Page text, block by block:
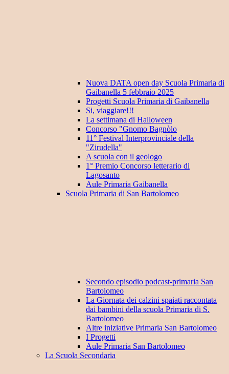
Nuova DATA open day Scuola Primaria di
Gaibanella 5 febbraio 2025
Progetti Scuola Primaria di Gaibanella
Si, viaggiare!!!
La settimana di Halloween
Concorso "Gnomo Bagnòlo
11° Festival Interprovinciale della
"Zirudella"
A scuola con il geologo
1° Premio Concorso letterario di
Lagosanto
Aule Primaria Gaibanella
Scuola Primaria di San Bartolomeo
Secondo episodio podcast-primaria San
Bartolomeo
La Giornata dei calzini spaiati raccontata
dai bambini della scuola Primaria di S.
Bartolomeo
Altre iniziative Primaria San Bartolomeo
I Progetti
Aule Primaria San Bartolomeo
La Scuola Secondaria